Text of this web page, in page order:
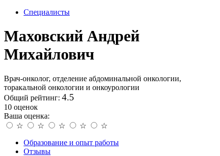
Специалисты
Маховский Андрей
Михайлович
Врач-онколог, отделение абдоминальной онкологии,
торакальной онкологии и онкоурологии
Общий рейтинг: 4.5
10 оценок
Ваша оценка:
☆
☆ ☆ ☆
☆
Образование и опыт работы
Отзывы